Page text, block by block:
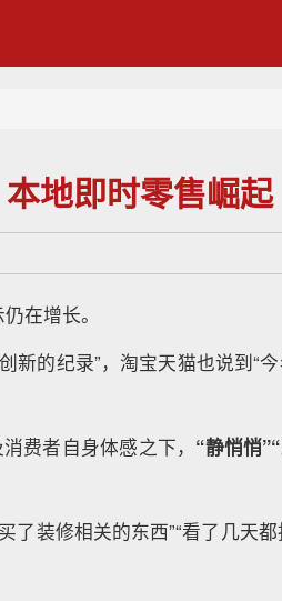
地即时零售崛起
在增长。
新的纪录”，淘宝天猫也说到“
费者自身体感之下， “静悄悄
了装修相关的东西”“看了几天